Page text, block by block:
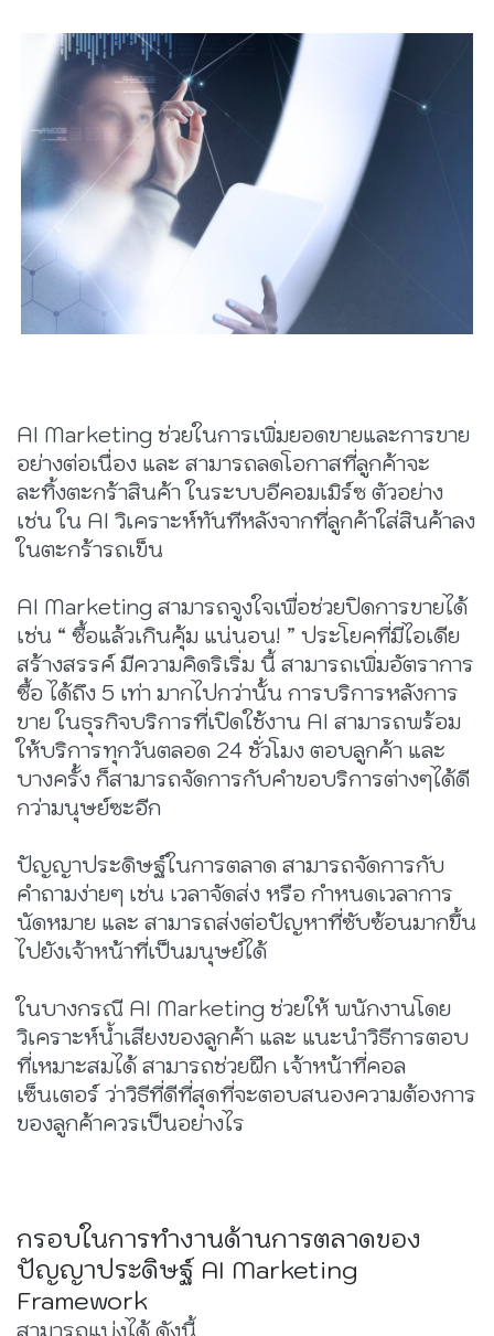
AI Marketing ช่วยในการเพิ่มยอดขายและการขาย
อย่างต่อเนื่อง และ สามารถลดโอกาสที่ลูกค้าจะ
ละทิ้งตะกร้าสินค้า ในระบบอีคอมเมิร์ซ ตัวอย่าง
เช่น ใน AI วิเคราะห์ทันทีหลังจากที่ลูกค้าใส่สินค้าลง
ในตะกร้ารถเข็น
AI Marketing สามารถจูงใจเพื่อช่วยปิดการขายได้
เช่น “ ซื้อแล้วเกินคุ้ม แน่นอน! ” ประโยคที่มีไอเดีย
สร้างสรรค์ มีความคิดริเริ่ม นี้ สามารถเพิ่มอัตราการ
ซื้อ ได้ถึง 5 เท่า มากไปกว่านั้น การบริการหลังการ
ขาย ในธุรกิจบริการที่เปิดใช้งาน AI สามารถพร้อม
ให้บริการทุกวันตลอด 24 ชั่วโมง ตอบลูกค้า และ
บางครั้ง ก็สามารถจัดการกับคำขอบริการต่างๆได้ดี
กว่ามนุษย์ซะอีก
ปัญญาประดิษฐ์ในการตลาด สามารถจัดการกับ
คำถามง่ายๆ เช่น เวลาจัดส่ง หรือ กำหนดเวลาการ
นัดหมาย และ สามารถส่งต่อปัญหาที่ซับซ้อนมากขึ้น
ไปยังเจ้าหน้าที่เป็นมนุษย์ได้
ในบางกรณี AI Marketing ช่วยให้ พนักงานโดย
วิเคราะห์น้ำเสียงของลูกค้า และ แนะนำวิธีการตอบ
ที่เหมาะสมได้ สามารถช่วยฝึก เจ้าหน้าที่คอล
เซ็นเตอร์ ว่าวิธีที่ดีที่สุดที่จะตอบสนองความต้องการ
ของลูกค้าควรเป็นอย่างไร
กรอบในการทำงานด้านการตลาดของ
ปัญญาประดิษฐ์ AI Marketing
Framework
สามารถแบ่งได้ ดังนี้